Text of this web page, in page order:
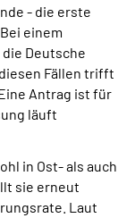
- die erste
einem
Deutsche
Fällen trifft
Antrag ist für
läuft
in Ost- als auch
sie erneut
Laut